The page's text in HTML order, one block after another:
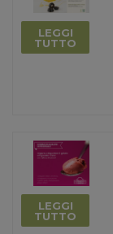
LEGGI
TUTTO
LEGGI
TUTTO